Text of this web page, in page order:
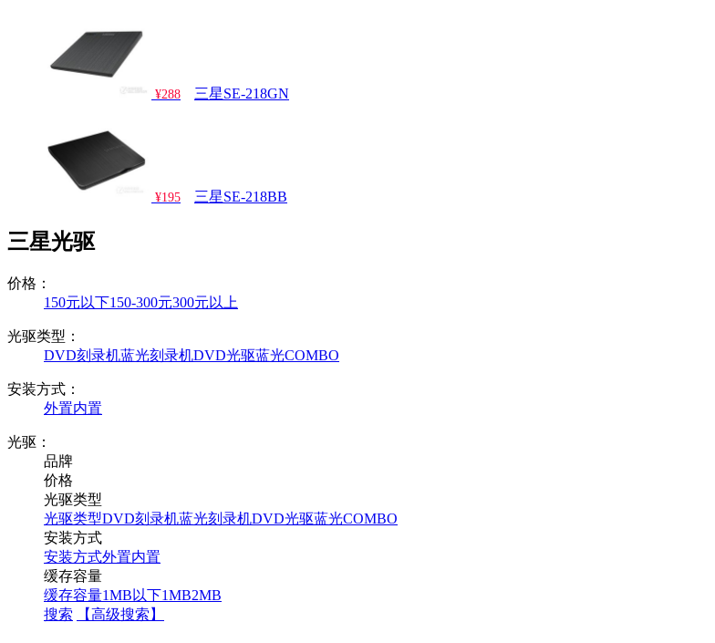
¥288 三星SE-218GN
¥195 三星SE-218BB
三星光驱
价格：
150元以下150-300元300元以上
光驱类型：
DVD刻录机蓝光刻录机DVD光驱蓝光COMBO
安装方式：
外置内置
光驱：
品牌
价格
光驱类型
光驱类型DVD刻录机蓝光刻录机DVD光驱蓝光COMBO
安装方式
安装方式外置内置
缓存容量
缓存容量1MB以下1MB2MB
搜索
【高级搜索】